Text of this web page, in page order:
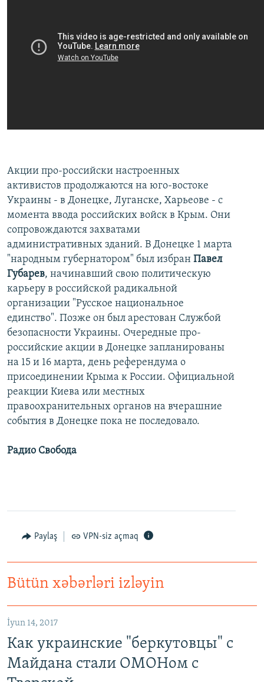
Акции про-российски настроенных
активистов продолжаются на юго-востоке
Украины - в Донецке, Луганске, Харьеове - с
момента ввода российских войск в Крым. Они
сопровождаются захватами
административных зданий. В Донецке 1 марта
"народным губернатором" был избран Павел
Губарев, начинавший свою политическую
карьеру в российской радикальной
организации "Русское национальное
единство". Позже он был арестован Службой
безопасности Украины. Очередные про-
российские акции в Донецке запланированы
на 15 и 16 марта, день референдума о
присоединении Крыма к России. Официальной
реакции Киева или местных
правоохранительных органов на вчерашние
события в Донецке пока не последовало.
Радио Свобода
Paylaş VPN-siz açmaq
Bütün xəbərləri izləyin
İyun 14, 2017
Как украинские "беркутовцы" с
Майдана стали ОМОНом с